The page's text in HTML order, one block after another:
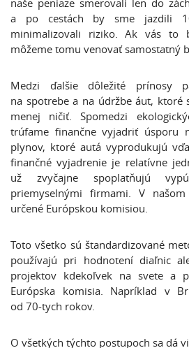
naše peniaze smerovali len do
a po cestách by sme jazdili
minimalizovali riziko. Ak vás to
môžeme tomu venovať samostatný
Medzi ďalšie dôležité prínosy
na spotrebe a na údržbe áut, ktoré
menej ničiť. Spomedzi
trúfame finančne vyjadriť úsporu
plynov, ktoré autá vyprodukujú
finančné vyjadrenie je relatívne
už zvyčajne spoplatňujú
priemyselnými firmami. V
určené Európskou komisiou.
Toto všetko sú štandardizované
používajú pri hodnotení diaľnic
projektov kdekoľvek na svete a
Európska komisia. Napríklad v
od 70-tych rokov.
O všetkých týchto postupoch sa dá